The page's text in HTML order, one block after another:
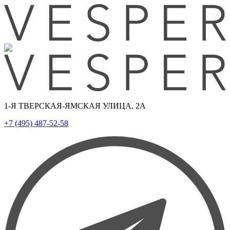
1-Я ТВЕРСКАЯ-ЯМСКАЯ УЛИЦА, 2А
+7 (495) 487-52-58